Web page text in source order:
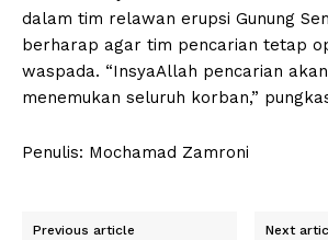
dalam tim relawan erupsi Gunung
berharap agar tim pencarian tetap
waspada. “InsyaAllah pencarian
menemukan seluruh korban,”
Penulis: Mochamad Zamroni
Previous article Next